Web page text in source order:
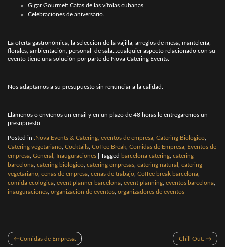
Gigar Gourmet: Catas de las vítolas cubanas.
Celebraciones de aniversario.
La oferta gastronómica, la selección de la vajilla, arreglos de mesa, mantelería,
florales, ambientación, personal de sala…cualquier aspecto relacionado con su
evento tiene una solución por parte de Nova Catering Events.
Nos adaptamos a su presupuesto sin renunciar a la calidad.
Llámenos o envíenos un email y en un plazo de 48 horas le entregaremos un
presupuesto.
Posted in .Nova Events & Catering, eventos de empresa, Catering Biológico,
Catering vegetariano, Cocktails, Coffee Break, Comidas de Empresa, Eventos de
empresa, General , Inauguraciones Tagged barcelona catering, catering
barcelona, catering biologico, catering empresas, catering natural , catering
vegetariano, cenas de empresa, cenas de trabajo, Coffee break barcelona,
comida ecologica, event planner barcelona, event planning, eventos barcelona,
inauguraciones, organización de eventos, organizadores de eventos
Navegación
Comidas de Empresa. Chill Out.